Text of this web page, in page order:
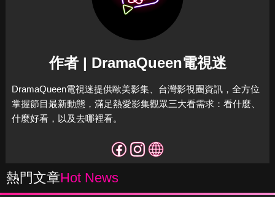
作者 | DramaQueen電視迷
DramaQueen電視迷提供歐美影集、台灣影視圈資訊，全方位
掌握節目最新動態，滿足熱愛影集觀眾三大看需求：看什麼、
什麼好看，以及去哪裡看。
熱門文章Hot News